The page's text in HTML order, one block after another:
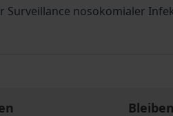
nosokomialer